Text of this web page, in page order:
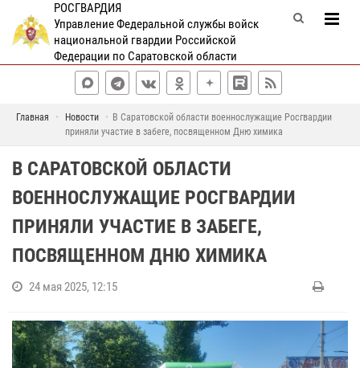
РОСГВАРДИЯ
Управление Федеральной службы войск
национальной гвардии Российской
Федерации по Саратовской области
Главная Новости
В Саратовской области военнослужащие Росгвардии
приняли участие в забеге, посвященном Дню химика
В САРАТОВСКОЙ ОБЛАСТИ
ВОЕННОСЛУЖАЩИЕ РОСГВАРДИИ
ПРИНЯЛИ УЧАСТИЕ В ЗАБЕГЕ,
ПОСВЯЩЕННОМ ДНЮ ХИМИКА
24 мая 2025, 12:15